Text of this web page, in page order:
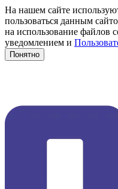
На нашем сайте
пользоваться данным
на использование файлов
уведомлением и
Понятно